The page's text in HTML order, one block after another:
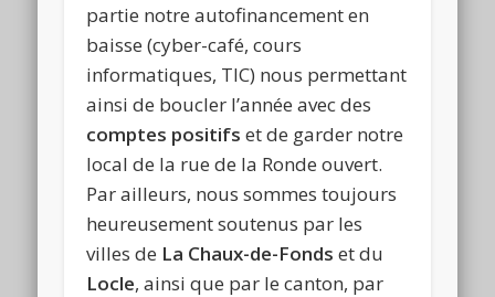
partie notre autofinancement en
baisse (cyber-café, cours
informatiques, TIC) nous permettant
ainsi de boucler l’année avec des
comptes positifs et de garder notre
local de la rue de la Ronde ouvert.
Par ailleurs, nous sommes toujours
heureusement soutenus par les
villes de La Chaux-de-Fonds et du
Locle, ainsi que par le canton, par